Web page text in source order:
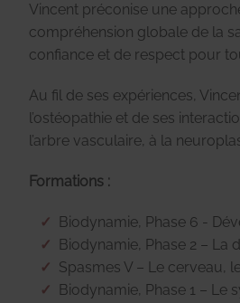
Vincent préconise une
compréhension globale de la
confiance et de respect pour
Au fil de ses expériences,
l’ostéopathie et de ses
l’arbre vasculaire, à la
Formations :
Biodynamie, Phase 6 -
Biodynamie, Phase 2 – La
Spasmes V – Le cerveau,
Biodynamie, Phase 1 – Le